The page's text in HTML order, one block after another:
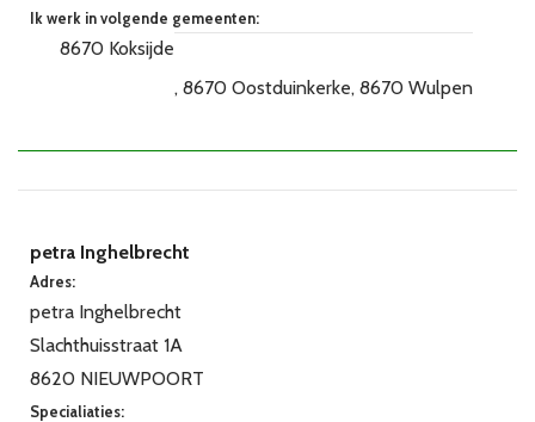
Ik werk in volgende gemeenten:
8670 Koksijde
8670 Oostduinkerke 8670 Wulpen
petra Inghelbrecht
Adres:
petra Inghelbrecht
Slachthuisstraat 1A
8620 NIEUWPOORT
Specialiaties: